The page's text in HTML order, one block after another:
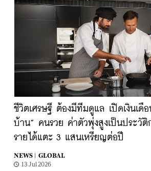
ชีวิตเศรษฐี ต้องมีทีมดูแล เปิดเงินเดื
บ้าน” คนรวย ค่าตัวพุ่งสูงเป็นประวั
รายได้แตะ 3 แสนเหรียญต่อปี
NEWS |
GLOBAL
13 Jul 2026